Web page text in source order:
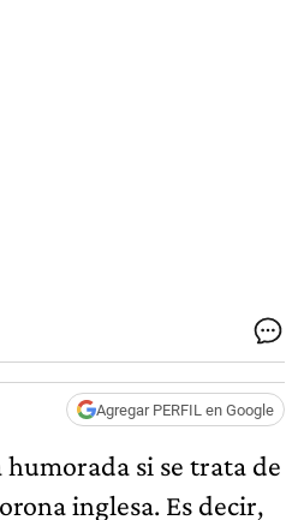
Agregar PERFIL en Google
humorada si se trata de
inglesa. Es decir,